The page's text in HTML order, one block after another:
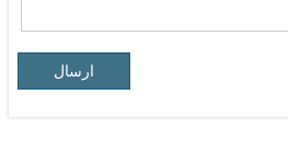
ارسال